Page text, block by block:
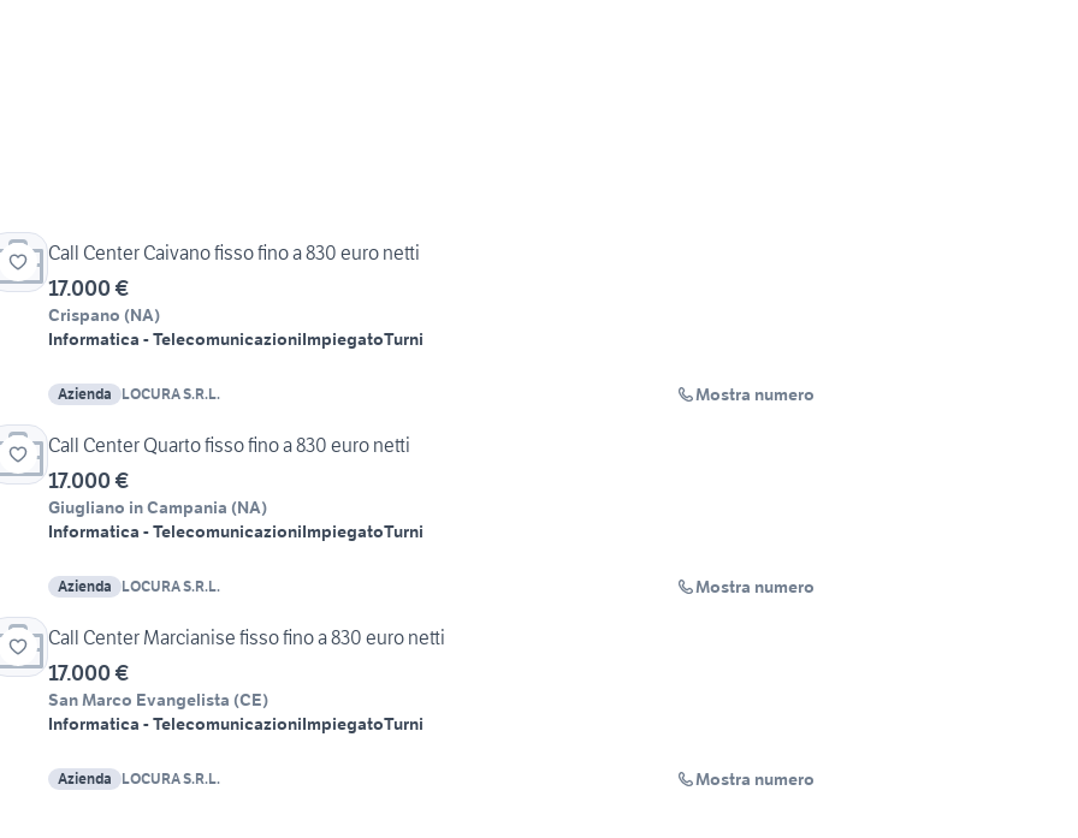
Call Center Caivano fisso fino a 830 euro netti
17.000 €
Crispano (NA)
Informatica - TelecomunicazioniImpiegatoTurni
Azienda LOCURA S.R.L. Mostra numero
Call Center Quarto fisso fino a 830 euro netti
17.000 €
Giugliano in Campania (NA)
Informatica - TelecomunicazioniImpiegatoTurni
Azienda LOCURA S.R.L. Mostra numero
Call Center Marcianise fisso fino a 830 euro netti
17.000 €
San Marco Evangelista (CE)
Informatica - TelecomunicazioniImpiegatoTurni
Azienda LOCURA S.R.L. Mostra numero